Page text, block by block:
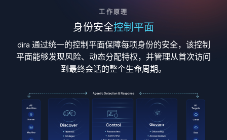
工作原理
身份安全控制平面
dira 通过统一的控制平面保障每项身份的安全，该控制
平面能够发现风险、动态分配特权，并管理从首次访问
到最终会话的整个生命周期。